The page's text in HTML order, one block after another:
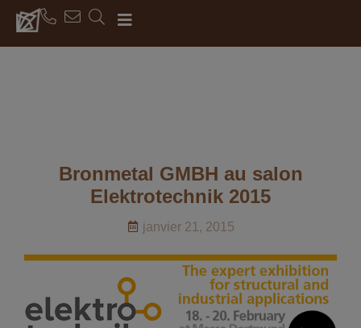
Bronmetal GMBH au salon
Elektrotechnik 2015
janvier 21, 2015